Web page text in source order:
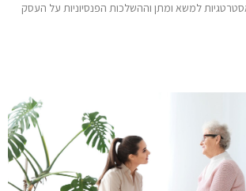
למשא ומתן וההשלכות הפנסיוניות על העסק